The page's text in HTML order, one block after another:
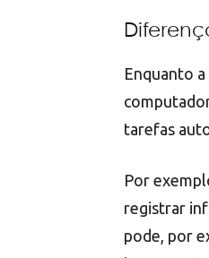
Enquanto
tarefas
Por
registrar
pode, por